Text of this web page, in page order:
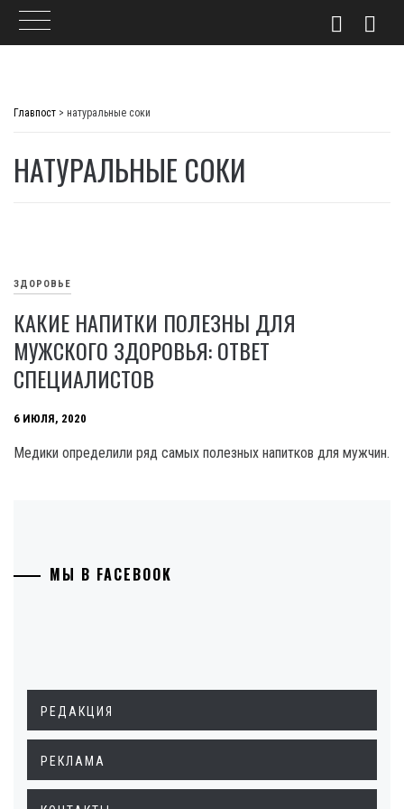
Главпост > натуральные соки
НАТУРАЛЬНЫЕ СОКИ
ЗДОРОВЬЕ
КАКИЕ НАПИТКИ ПОЛЕЗНЫ ДЛЯ
МУЖСКОГО ЗДОРОВЬЯ: ОТВЕТ
СПЕЦИАЛИСТОВ
6 ИЮЛЯ, 2020
Медики определили ряд самых полезных напитков для мужчин.
МЫ В FACEBOOK
РЕДАКЦИЯ
РЕКЛАМА